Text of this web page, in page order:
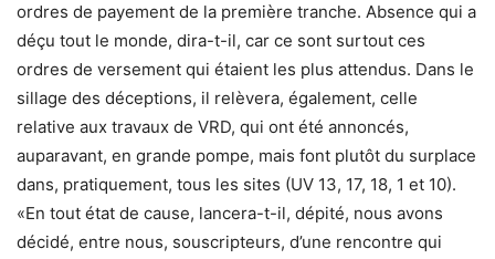
ordres de payement de la première tranche. Absence qui a
déçu tout le monde, dira-t-il, car ce sont surtout ces
ordres de versement qui étaient les plus attendus. Dans le
sillage des déceptions, il relèvera, également, celle
relative aux travaux de VRD, qui ont été annoncés,
auparavant, en grande pompe, mais font plutôt du surplace
dans, pratiquement, tous les sites (UV 13, 17, 18, 1 et 10).
«En tout état de cause, lancera-t-il, dépité, nous avons
décidé, entre nous, souscripteurs, d’une rencontre qui